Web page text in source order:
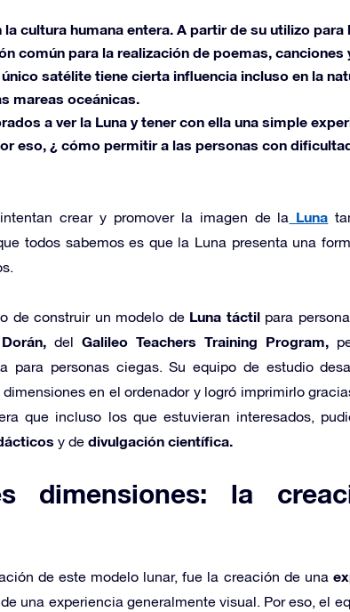
cultura humana entera. A partir de su utilizo para
común para la realización de poemas, canciones
satélite tiene cierta influencia incluso en la
mareas oceánicas.
a ver la Luna y tener con ella una simple
eso, ¿ cómo permitir a las personas con
crear y promover la imagen de la Luna
todos sabemos es que la Luna presenta una
de construir un modelo de Luna táctilpara
del Galileo Teachers Training Program,
para personas ciegas. Su equipo de estudio
en el ordenador y logró imprimirlo
que incluso los que estuvieran interesados,
y de divulgación científica.
dimensiones: la
de este modelo lunar, fue la creación de una
una experiencia generalmente visual. Por eso, el